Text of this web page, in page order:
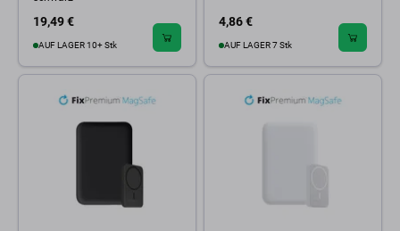
19,49 €
AUF LAGER 10+ Stk
4,86 €
AUF LAGER 7 Stk